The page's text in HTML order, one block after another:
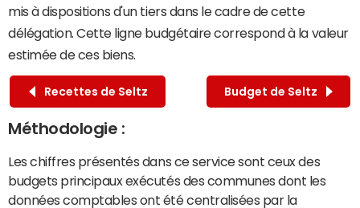
mis à dispositions d'un tiers dans le cadre de cette
délégation. Cette ligne budgétaire correspond à la valeur
estimée de ces biens.
Recettes de Seltz Budget de Seltz
Méthodologie :
Les chiffres présentés dans ce service sont ceux des
budgets principaux exécutés des communes dont les
données comptables ont été centralisées par la